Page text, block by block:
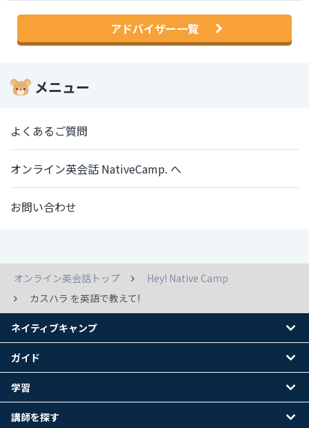
アドバイザー一覧
メニュー
よくあるご質問
オンライン英会話 NativeCamp. へ
お問い合わせ
オンライン英会話トップ
Hey! Native Camp
カスハラ を英語で教えて!
ネイティブキャンプ
ガイド
学習
講師を探す